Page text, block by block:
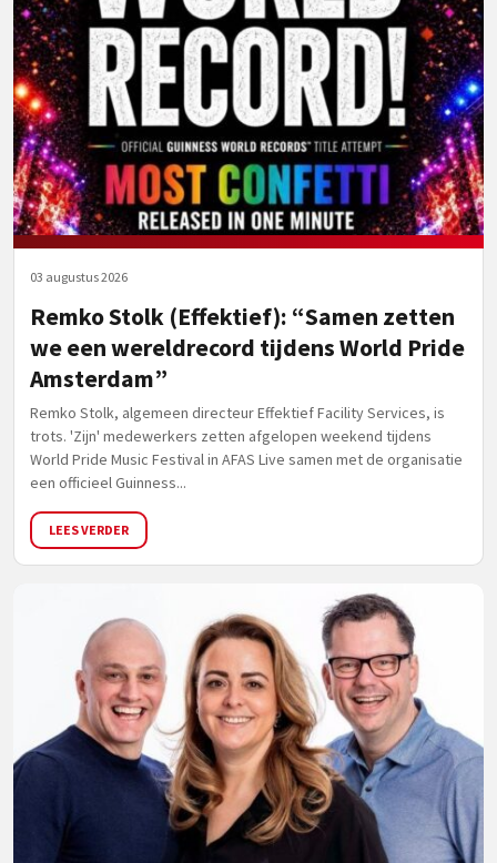
03 augustus 2026
Remko Stolk (Effektief): “Samen zetten
we een wereldrecord tijdens World Pride
Amsterdam”
Remko Stolk, algemeen directeur Effektief Facility Services, is
trots. 'Zijn' medewerkers zetten afgelopen weekend tijdens
World Pride Music Festival in AFAS Live samen met de organisatie
een officieel Guinness...
LEES VERDER